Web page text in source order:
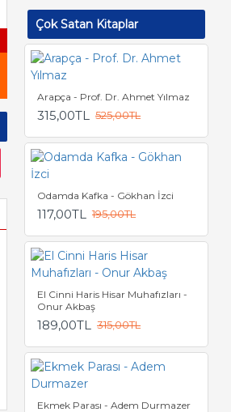
Çok Satan Kitaplar
Arapça - Prof. Dr. Ahmet Yılmaz
315,00TL 525,00TL
Odamda Kafka - Gökhan İzci
117,00TL 195,00TL
El Cinni Haris Hisar Muhafızları -
Onur Akbaş
189,00TL 315,00TL
Ekmek Parası - Adem Durmazer